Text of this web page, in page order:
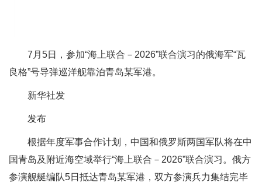
7月5日，参加“海上联合－2026”联合演习的俄海军“瓦
良格”号导弹巡洋舰靠泊青岛某军港。
新华社发
发布
根据年度军事合作计划，中国和俄罗斯两国军队将在中
国青岛及附近海空域举行“海上联合－2026”联合演习。俄方
参演舰艇编队5日抵达青岛某军港，双方参演兵力集结完毕